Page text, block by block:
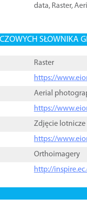
data, Raster,
SŁOWNIKA
Raster
https://
Aerial
https://
Zdjęcie lotnicze
https://
Orthoimagery
http://